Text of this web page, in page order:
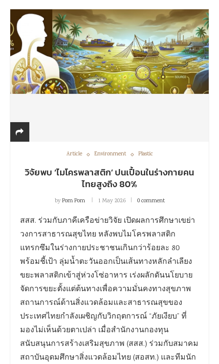
Article Environment Plastic
วิจัยพบ ‘ไมโครพลาสติก’ ปนเปื้อนในร่างกายคน
ไทยสูงถึง 80%
byPom Pom 1 May 2026 0 comment
สสส. ร่วมกับภาคีเครือข่ายวิจัย เปิดผลการศึกษาเขย่า
วงการสาธารณสุขไทย หลังพบไมโครพลาสติก
แทรกซึมในร่างกายประชาชนเกินกว่าร้อยละ 80
พร้อมชี้เป้า ลุ่มน้ำตะวันออกเป็นเส้นทางหลักลำเลียง
ขยะพลาสติกเข้าสู่ห่วงโซ่อาหาร เร่งผลักดันนโยบาย
จัดการขยะตั้งแต่ต้นทางเพื่อความมั่นคงทางสุขภาพ
สถานการณ์ด้านสิ่งแวดล้อมและสาธารณสุขของ
ประเทศไทยกำลังเผชิญกับวิกฤตการณ์ “ภัยเงียบ” ที่
มองไม่เห็นด้วยตาเปล่า เมื่อสำนักงานกองทุน
สนับสนุนการสร้างเสริมสุขภาพ (สสส.) ร่วมกับสมาคม
สถาบันอุดมศึกษาสิ่งแวดล้อมไทย (สอสท.) และทีมนัก